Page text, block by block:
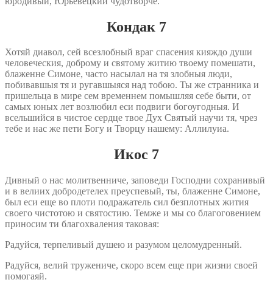
Кондак 7
Хотяй диавол, сей всезлобный враг спасения кияждо души
человеческия, доброму и святому житию твоему помешати,
блаженне Симоне, часто насылал на тя злобныя люди,
побивавшыя тя и ругавшыяся над тобою. Ты же странника и
пришельца в мире сем временнем помышляя себе быти, от
самых юных лет возлюбил еси подвиги богоугодныя. И
всельшийся в чистое сердце твое Дух Святый научи тя, чрез
тебе и нас же пети Богу и Творцу нашему: Аллилуиа.
Икос 7
Дивный о нас молитвенниче, заповеди Господни сохранивый
и в велиих добродетелех преуспевый, ты, блаженне Симоне,
был еси еще во плоти подражатель сил безплотных жития
своего чистотою и святостию. Темже и мы со благоговением
приносим ти благохваления таковая:
Радуйся, терпеливый душею и разумом целомудренный.
Радуйся, велий тружениче, скоро всем еще при жизни своей
помогаяй.